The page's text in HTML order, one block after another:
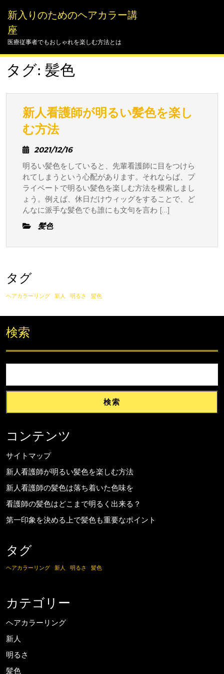
content
新入りのためのヘアカラー講
座
医療従事者でもおしゃれを楽しむ方法とは
タグ: 髪色
新人看護師が明るい髪色を楽し
む方法新
看
護
師
が
明
楽
法
2021/12/162021/12/16
明るい髪色をしていると、先輩看護師に目をつけら
れてしまうという心配があります。それならば、プ
ライベートで明るい髪色を楽しむ方法を模索しまし
ょう。例えば、休日だけウィッグをすることで、ど
んなに派手な髪色でも誰にも文句を言わ […]
髪色
タグ
ヘアカラーリング 新人 明るさ 髪色
検索
検索
コンテンツ
サイトマップ
新人看護師が明るい髪色を楽しむ方法
新人看護師の髪色は落ち着いた色味を
看護師の髪色はどこまで明るく出来る？
第一印象を決める上で髪色も重要なポイント
タグ
ヘアカラーリング 新人 明るさ 髪色
カテゴリー
ヘアカラーリング
新人
明るさ
髪色